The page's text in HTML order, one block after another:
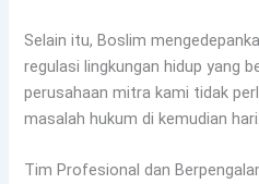
Selain itu, Boslim
regulasi lingkungan hidup yang
perusahaan mitra kami tidak
masalah hukum di kemudian hari.
Tim Profesional dan